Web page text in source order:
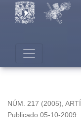
NÚM. 217 (2005)
Publicado 05-10-2009